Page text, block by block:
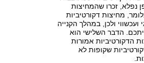
נפלא, זכרו שהמחיצות
מחיצות דקורטיביות
ועכשווי ולכן, במהלך הקנייה
הדבר השלישי הוא
הדקורטיביות אמורות
שקופות לא